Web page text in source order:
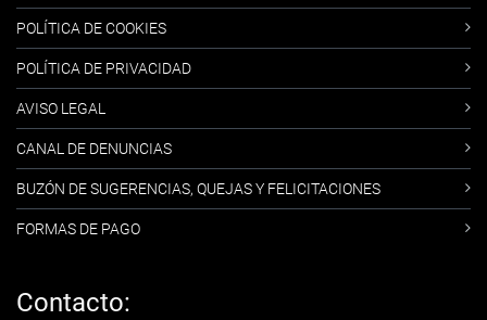
POLÍTICA DE COOKIES
POLÍTICA DE PRIVACIDAD
AVISO LEGAL
CANAL DE DENUNCIAS
BUZÓN DE SUGERENCIAS, QUEJAS Y FELICITACIONES
FORMAS DE PAGO
Contacto: